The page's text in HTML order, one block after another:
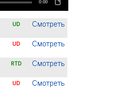
0:00
UD
UD
RTD
UD